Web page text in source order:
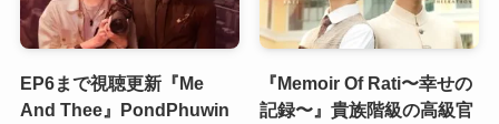
EP6まで視聴更新『Me
And Thee』PondPhuwin
『Memoir Of Rati〜幸せの
記録〜』貴族階級の高級官